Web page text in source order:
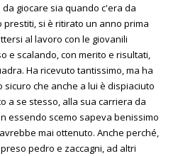
giocare sia quando c'era da
si è ritirato un anno prima
al lavoro con le giovanili
e scalando, con merito e risultati,
Ha ricevuto tantissimo, ma ha
che anche a lui è dispiaciuto
a se stesso, alla sua carriera da
essendo scemo sapeva benissimo
mai ottenuto. Anche perché,
pedro e zaccagni, ad altri